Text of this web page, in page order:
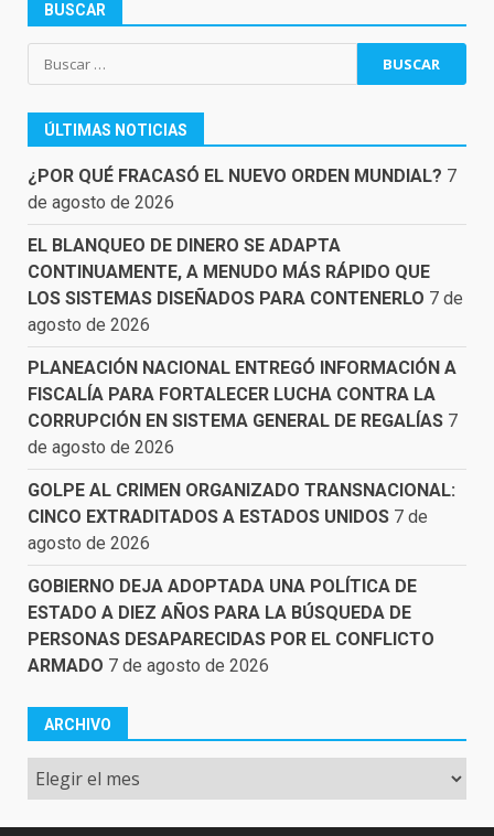
BUSCAR
Buscar:
ÚLTIMAS NOTICIAS
¿POR QUÉ FRACASÓ EL NUEVO ORDEN MUNDIAL? 7
de agosto de 2026
EL BLANQUEO DE DINERO SE ADAPTA
CONTINUAMENTE, A MENUDO MÁS RÁPIDO QUE
LOS SISTEMAS DISEÑADOS PARA CONTENERLO 7 de
agosto de 2026
PLANEACIÓN NACIONAL ENTREGÓ INFORMACIÓN A
FISCALÍA PARA FORTALECER LUCHA CONTRA LA
CORRUPCIÓN EN SISTEMA GENERAL DE REGALÍAS 7
de agosto de 2026
GOLPE AL CRIMEN ORGANIZADO TRANSNACIONAL:
CINCO EXTRADITADOS A ESTADOS UNIDOS 7 de
agosto de 2026
GOBIERNO DEJA ADOPTADA UNA POLÍTICA DE
ESTADO A DIEZ AÑOS PARA LA BÚSQUEDA DE
PERSONAS DESAPARECIDAS POR EL CONFLICTO
ARMADO 7 de agosto de 2026
ARCHIVO
Archivo